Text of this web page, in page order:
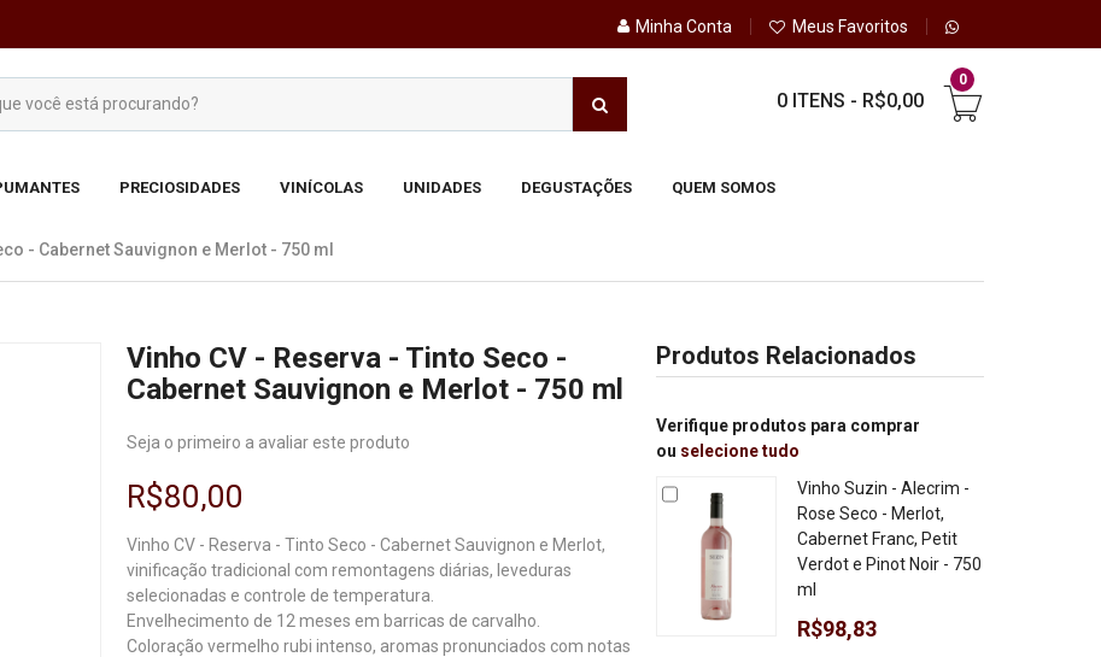
Meus Favoritos
Minha Conta
0
0 ITENS - R$0,00
PRECIOSIDADES VINÍCOLAS UNIDADES DEGUSTAÇÕES QUEM SOMOS
- Cabernet Sauvignon e Merlot - 750 ml
Vinho CV - Reserva - Tinto Seco -
Cabernet Sauvignon e Merlot - 750 ml
Seja o primeiro a avaliar este produto
R$80,00
Vinho CV - Reserva - Tinto Seco - Cabernet Sauvignon e Merlot,
vinificação tradicional com remontagens diárias, leveduras
selecionadas e controle de temperatura.
Envelhecimento de 12 meses em barricas de carvalho.
Coloração vermelho rubi intenso, aromas pronunciados com notas
Produtos Relacionados
Verifique produtos para comprar
ou selecione tudo
Vinho Suzin - Alecrim -
Rose Seco - Merlot,
Cabernet Franc, Petit
Verdot e Pinot Noir - 750
ml
R$98,83